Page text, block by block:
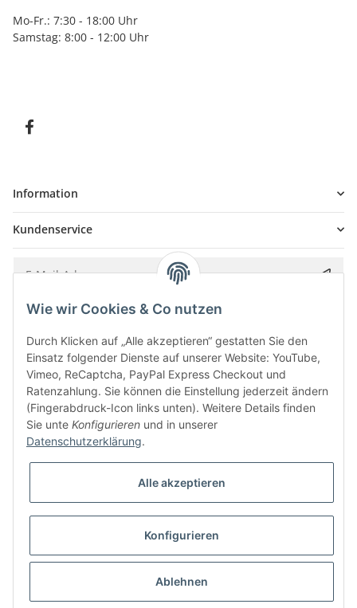
Mo-Fr.: 7:30 - 18:00 Uhr
Samstag: 8:00 - 12:00 Uhr
Information
Kundenservice
Bitte senden Sie mir entsprechend IhrerDatenschutzerklärung
* Alle Preise inkl. gesetzlicher USt., zzgl.
Besucherzähler: 5847589
UmsetzungVlarom E-Commerce Agentur| Powered byJTL-Shop|
CLEARIX JTL-Shop Template
Wie wir Cookies & Co nutzen
Durch Klicken auf „Alle akzeptieren“ gestatten Sie den
Einsatz folgender Dienste auf unserer Website: YouTube,
Vimeo, ReCaptcha, PayPal Express Checkout und
Ratenzahlung. Sie können die Einstellung jederzeit ändern
(Fingerabdruck-Icon links unten). Weitere Details finden
Sie unte Konfigurieren und in unserer
Datenschutzerklärung.
Alle akzeptieren
Konfigurieren
Ablehnen